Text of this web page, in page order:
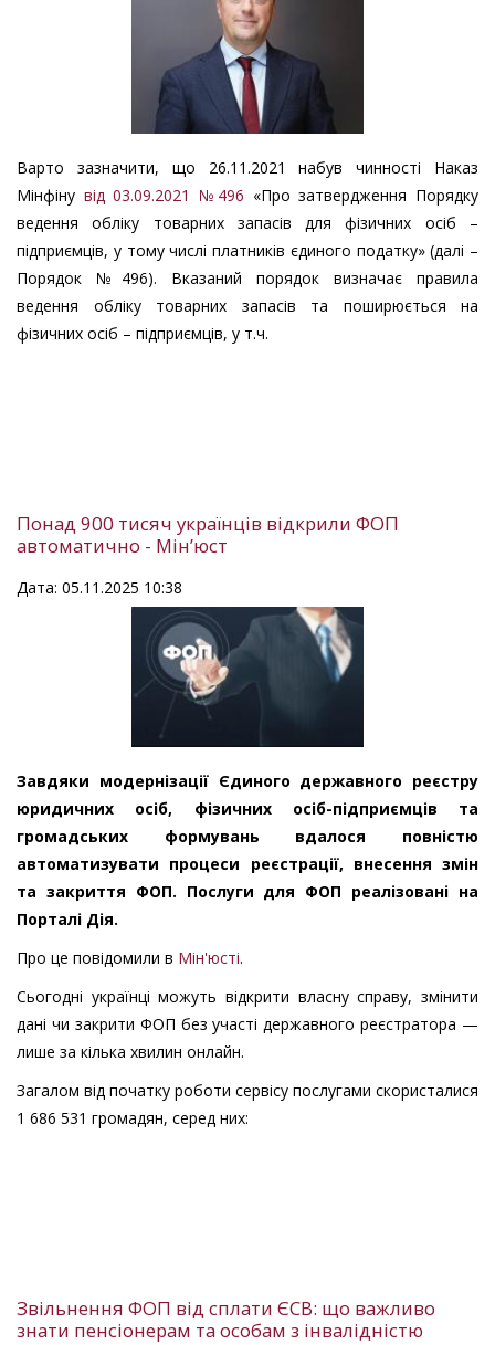
Варто зазначити, що 26.11.2021 набув чинності Наказ
Мінфіну від 03.09.2021 №496 «Про затвердження Порядку
ведення обліку товарних запасів для фізичних осіб –
підприємців, у тому числі платників єдиного податку» (далі –
Порядок №496). Вказаний порядок визначає правила
ведення обліку товарних запасів та поширюється на
фізичних осіб – підприємців, у т.ч.
Понад 900 тисяч українців відкрили ФОП
автоматично - Мін’юст
Дата: 05.11.2025 10:38
Завдяки модернізації Єдиного державного реєстру
юридичних осіб, фізичних осіб-підприємців та
громадських формувань вдалося повністю
автоматизувати процеси реєстрації, внесення змін
та закриття ФОП. Послуги для ФОП реалізовані на
Порталі Дія.
Про це повідомили в Мін'юсті.
Сьогодні українці можуть відкрити власну справу, змінити
дані чи закрити ФОП без участі державного реєстратора —
лише за кілька хвилин онлайн.
Загалом від початку роботи сервісу послугами скористалися
1 686 531 громадян, серед них:
Звільнення ФОП від сплати ЄСВ: що важливо
знати пенсіонерам та особам з інвалідністю